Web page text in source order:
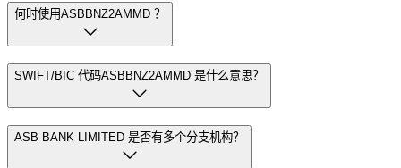
何时使用ASBBNZ2AMMD ？
SWIFT/BIC 代码ASBBNZ2AMMD 是什么意思？
ASB BANK LIMITED 是否有多个分支机构？